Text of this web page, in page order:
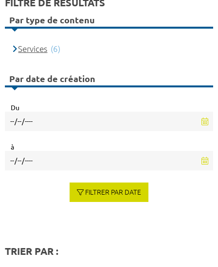
FILTRE DE RÉSULTATS
Par type de contenu
Services (6)
Par date de création
Du
à
FILTRER PAR DATE
TRIER PAR :